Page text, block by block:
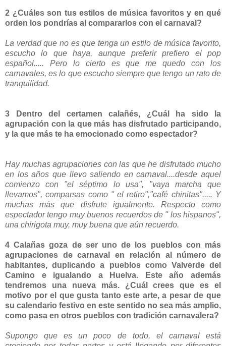
2 ¿Cuáles son tus estilos de música favoritos y en qué
orden los pondrías al compararlos con el carnaval?
La verdad que no es que tenga un estilo de música favorito,
escucho lo que haya, aunque preferir prefiero el pop
español..... Pero lo cierto es que me quedo con los
carnavales, es lo que escucho siempre que tengo un rato de
tranquilidad.
3 Dentro del certamen calañés, ¿Cuál ha sido la
agrupación con la que más has disfrutado participando,
y la que más te ha emocionado como espectador?
Hay muchas agrupaciones con las que he disfrutado mucho
en los años que llevo saliendo en carnaval....desde aquel
comienzo con "el séptimo lo usa", "vaya marcha que
llevamos", comparsas como " el retiro","café chinitas"..... Y
muchas más que disfrute igualmente. Respecto como
espectador tengo muy buenos recuerdos de " los hispanos",
una chirigota muy, muy buena que aún recuerdo.
4 Calañas goza de ser uno de los pueblos con más
agrupaciones de carnaval en relación al número de
habitantes, duplicando a pueblos como Valverde del
Camino e igualando a Huelva. Este año además
tendremos una nueva más. ¿Cuál crees que es el
motivo por el que gusta tanto este arte, a pesar de que
su calendario festivo en este sentido no sea más amplio,
como pasa en otros pueblos con tradición carnavalera?
Supongo que es un poco de todo, el carnaval está